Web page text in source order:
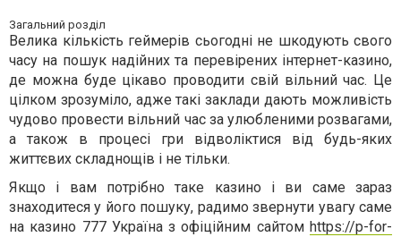
Загальний розділ
Велика кількість геймерів сьогодні не шкодують свого
часу на пошук надійних та перевірених інтернет-казино,
де можна буде цікаво проводити свій вільний час. Це
цілком зрозуміло, адже такі заклади дають можливість
чудово провести вільний час за улюбленими розвагами,
а також в процесі гри відволіктися від будь-яких
життєвих складнощів і не тільки.
Якщо і вам потрібно таке казино і ви саме зараз
знаходитеся у його пошуку, радимо звернути увагу саме
на казино 777 Україна з офіційним сайтом https://p-for-